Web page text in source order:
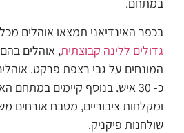
במתחם.
בכפר האינדיאני תמצאו אוהלים
גדולים ללינה קבוצתית, אוהלים
המונחים על גבי רצפת פרקט.
כ- 30 איש. בנוסף קיימים במתחם
ומקלחות ציבוריים, מטבח אורחים
שולחנות פיקניק.